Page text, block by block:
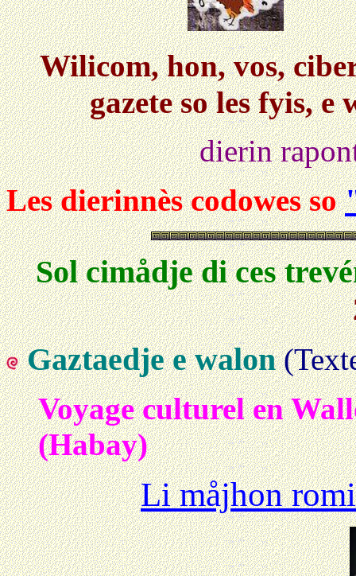
Wilicom, hon, vos,
gazete so les fyis,
dierin
Les dierinnès codowes so
Sol cimådje di ces
Gaztaedje e walon (
Voyage culturel en
(Habay)
Li måjhon